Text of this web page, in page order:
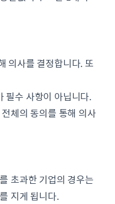
의사를 결정합니다. 또
필수 사항이 아닙니다.
체의 동의를 통해 의사
초과한 기업의 경우는
지게 됩니다.